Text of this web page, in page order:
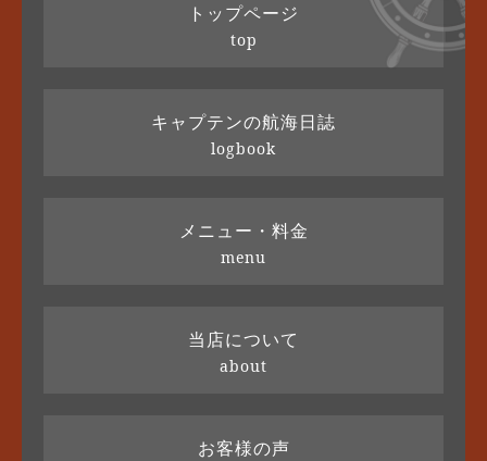
トップページ
top
キャプテンの航海日誌
logbook
メニュー・料金
menu
当店について
about
お客様の声